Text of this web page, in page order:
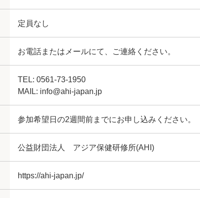
定員なし
お電話またはメールにて、ご連絡ください。
TEL: 0561-73-1950
MAIL: info@ahi-japan.jp
参加希望日の2週間前までにお申し込みください。
公益財団法人 アジア保健研修所(AHI)
https://ahi-japan.jp/